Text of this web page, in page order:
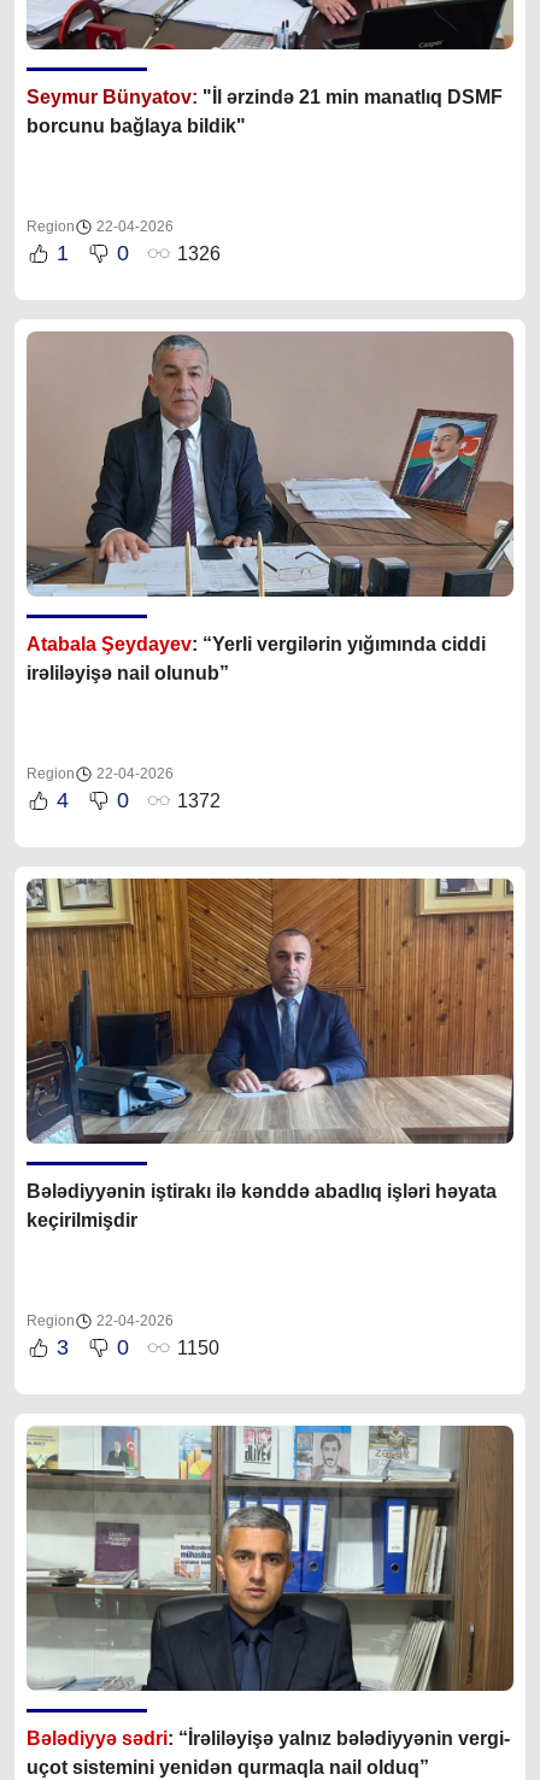
Seymur Bünyatov: "İl ərzində 21 min manatlıq DSMF
borcunu bağlaya bildik"
Region 22-04-2026
1 0 1326
Atabala Şeydayev: “Yerli vergilərin yığımında ciddi
irəliləyişə nail olunub”
Region 22-04-2026
4 0 1372
Bələdiyyənin iştirakı ilə kənddə abadlıq işləri həyata
keçirilmişdir
Region 22-04-2026
3 0 1150
Bələdiyyə sədri: “İrəliləyişə yalnız bələdiyyənin vergi-
uçot sistemini yenidən qurmaqla nail olduq”